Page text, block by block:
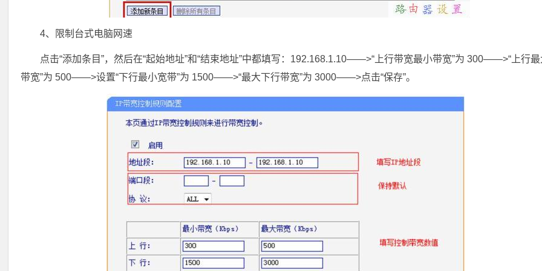
4、限制台式电脑网速
点击“添加条目”，然后在“起始地址”和“结束地址”中都填写：192.168.1.10——>“上行带宽最小带宽”为 300——>“上行
带宽”为 500——>设置“下行最小宽带”为 1500——>“最大下行带宽”为 3000——>点击“保存”。